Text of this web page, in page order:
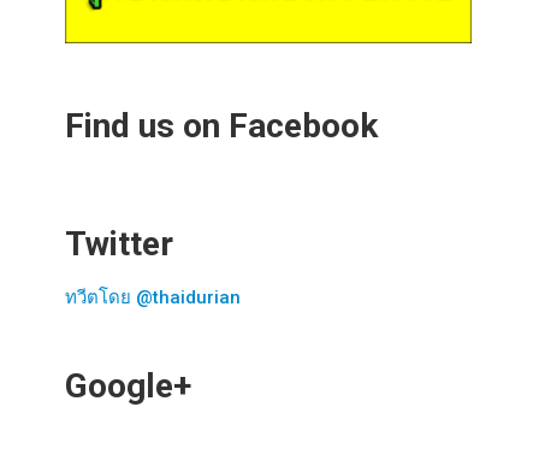
Find us on Facebook
Twitter
ทวีตโดย @thaidurian
Google+